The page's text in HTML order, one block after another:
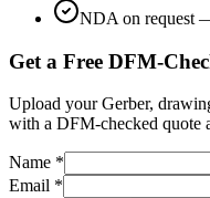
NDA on request
Get a Free DFM-
Upload your Gerber,
with a DFM-checked quote
Name *
Email *